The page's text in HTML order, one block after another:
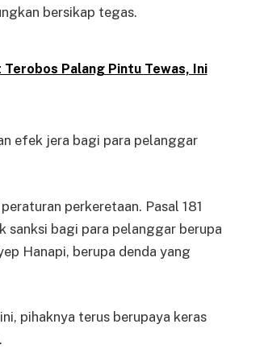
bersikap tegas.
Palang Pintu Tewas, Ini
efek jera bagi para pelanggar
perkeretaan. Pasal 181
sanksi bagi para pelanggar berupa
Hanapi, berupa denda yang
pihaknya terus berupaya keras